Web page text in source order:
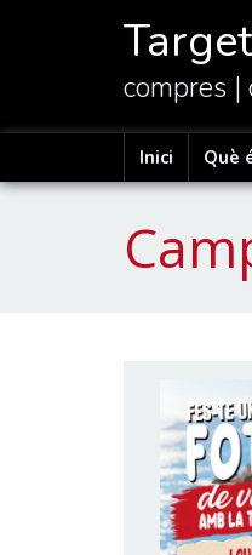
compres |
Inici Què